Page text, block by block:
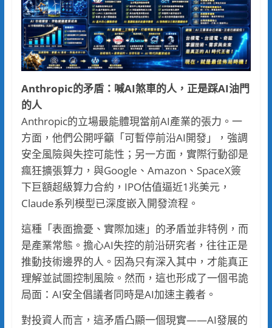
Anthropic的矛盾：喊AI煞車的人，正是踩AI油門
的人
Anthropic的立場最能體現當前AI產業的張力。一
方面，他們公開呼籲「可暫停前沿AI開發」，強調
安全風險與失控可能性；另一方面，實際行動卻是
瘋狂擴張算力，與Google、Amazon、SpaceX簽
下巨額超級算力合約，IPO估值逼近1兆美元，
Claude系列模型已深度嵌入開發流程。
這種「表面擔憂、實際加速」的矛盾並非特例，而
是產業常態。擔心AI失控的前沿研究者，往往正是
推動技術邊界的人。因為只有深入其中，才能真正
理解並試圖控制風險。然而，這也形成了一個弔詭
局面：AI安全倡議者同時是AI加速主義者。
對投資人而言，這矛盾凸顯一個現實——AI發展的